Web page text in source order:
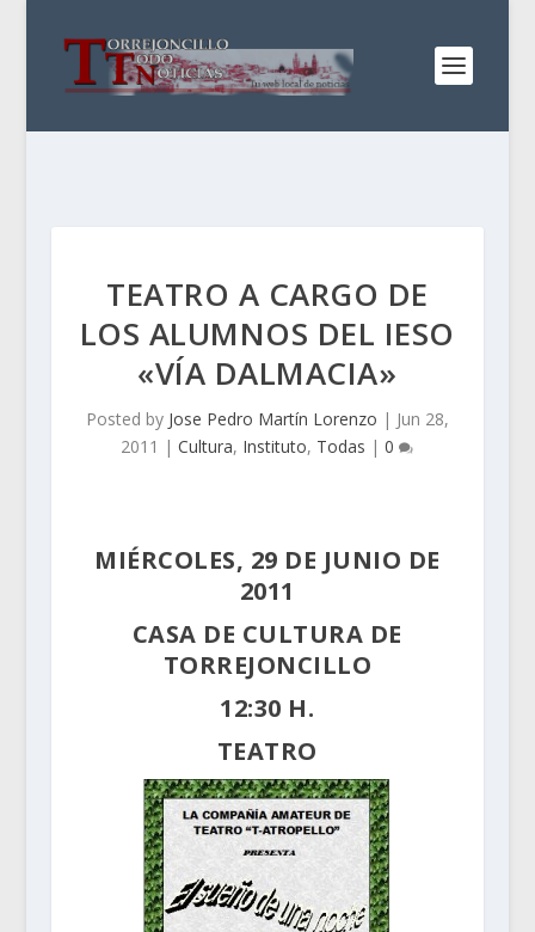
TEATRO A CARGO DE
LOS ALUMNOS DEL IESO
«VÍA DALMACIA»
Posted by Jose Pedro Martín Lorenzo | Jun 28,
2011 |Cultura, Instituto, Todas |0
MIÉRCOLES, 29 DE JUNIO DE
2011
CASA DE CULTURA DE
TORREJONCILLO
12:30 H.
TEATRO